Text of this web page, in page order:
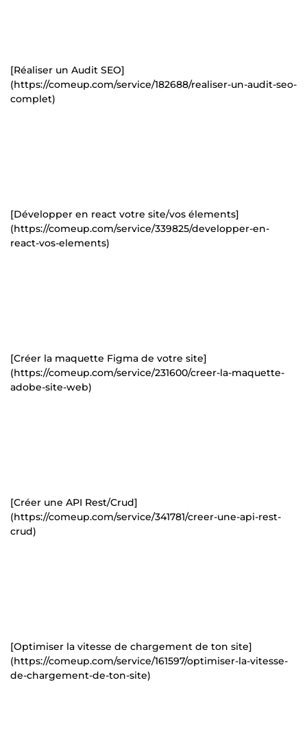
[Réaliser un Audit SEO]
(https://comeup.com/service/182688/realiser-un-audit-seo-
complet)
[Développer en react votre site/vos élements]
(https://comeup.com/service/339825/developper-en-
react-vos-elements)
[Créer la maquette Figma de votre site]
(https://comeup.com/service/231600/creer-la-maquette-
adobe-site-web)
[Créer une API Rest/Crud]
(https://comeup.com/service/341781/creer-une-api-rest-
crud)
[Optimiser la vitesse de chargement de ton site]
(https://comeup.com/service/161597/optimiser-la-vitesse-
de-chargement-de-ton-site)